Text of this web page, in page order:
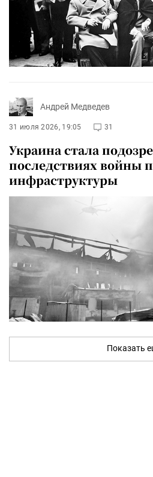
Андрей Медведев
31 июля 2026, 19:05 31
Украина стала
последствиях войны
инфраструктуры
Показать